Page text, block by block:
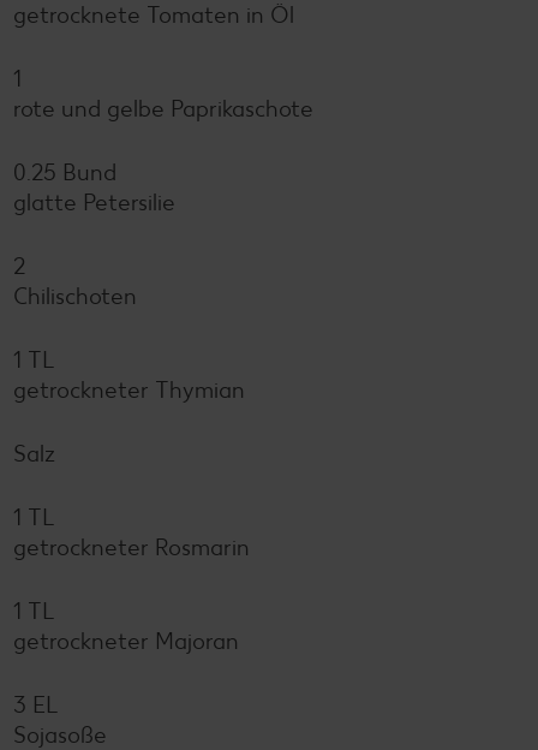
getrocknete Tomaten in Öl
1
rote und gelbe Paprikaschote
0.25 Bund
glatte Petersilie
2
Chilischoten
1 TL
getrockneter Thymian
Salz
1 TL
getrockneter Rosmarin
1 TL
getrockneter Majoran
3 EL
Sojasoße